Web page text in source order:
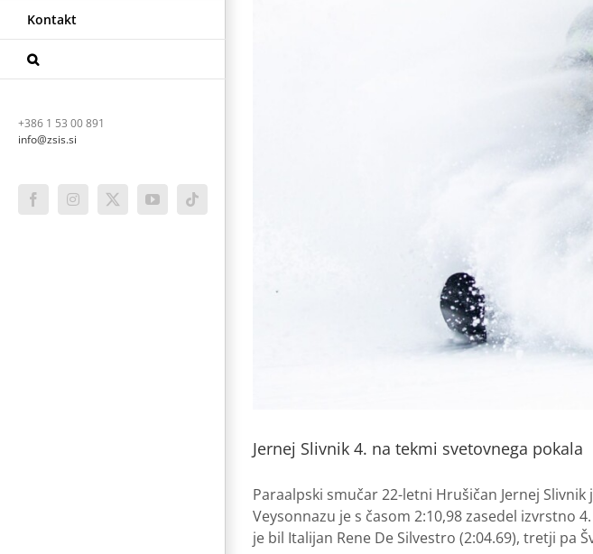
Kontakt
+386 1 53 00 891
info@zsis.si
FacebookInstagram
X YouTubeTiktok
Jernej Slivnik 4. na tekmi svetovnega pokala
Paraalpski smučar 22-letni Hrušičan Jernej
Veysonnazu je s časom 2:10,98 zasedel izvrstno
je bil Italijan Rene De Silvestro (2:04.69), tretji pa